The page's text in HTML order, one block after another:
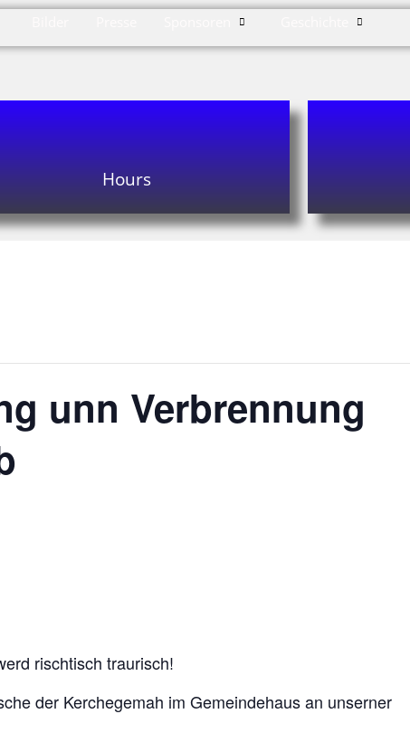
Hours
unn Verbrennung
rischtisch traurisch!
der Kerchegemah im Gemeindehaus an unserner